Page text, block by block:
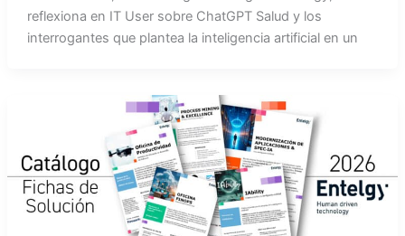
reflexiona en IT User sobre ChatGPT Salud y los
interrogantes que plantea la inteligencia artificial en un